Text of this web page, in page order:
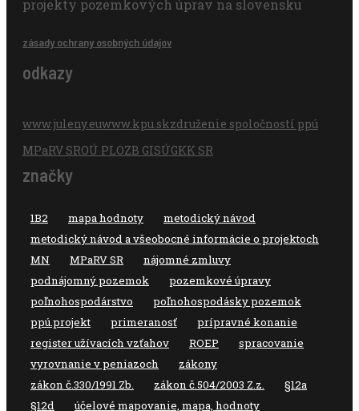
projekty pozemkových úprav na slovensku
zásady ochrany osobných údajov
odkazy
www.juleny.euwww.kpu.skzdruženie spoločností ppú
MPaRV SROÚ PLOZB GISÚGKK SR
značky
1B2 mapa hodnoty
metodický návod
metodický návod a všeobocné informácie o projektoch
MN
MPaRV SR
nájomné zmluvy
podnájomný pozemok
pozemkové úpravy
poľnohospodárstvo
poľnohospodásky pozemok
ppú.projekt
primeranosť
prípravné konanie
register užívacích vzťahov
ROEP
spracovanie
vyrovnanie v peniazoch
zákony
zákon č.330/1991 Zb.
zákon č.504/2003 Z.z.
§12a
§12d
účelové mapovanie, mapa, hodnoty